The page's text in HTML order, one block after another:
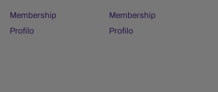
Membership
Profilo
Membership
Profilo